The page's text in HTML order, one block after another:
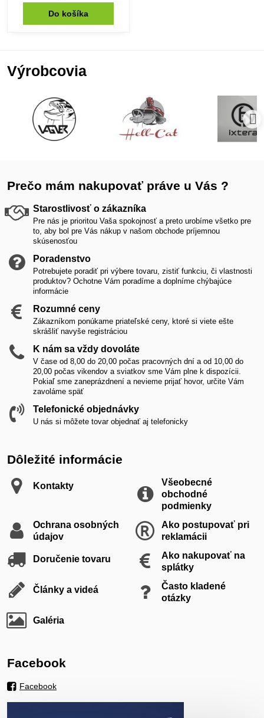
Do košíka
Výrobcovia
Prečo mám nakupovať práve u Vás ?
Starostlivosť o zákazníka
Pre nás je prioritou Vaša spokojnosť a preto urobíme všetko pre
to, aby bol pre Vás nákup v našom obchode príjemnou
skúsenosťou
Poradenstvo
Potrebujete poradiť pri výbere tovaru, zistiť funkciu, či vlastnosti
produktov? Ochotne Vám poradíme a doplníme chýbajúce
informácie
Rozumné ceny
Zákazníkom ponúkame priateľské ceny, ktoré si viete ešte
skrášliť navyše registráciou
K nám sa vždy dovoláte
V čase od 8,00 do 20,00 počas pracovných dní a od 10,00 do
20,00 počas vikendov a sviatkov sme Vám plne k dispozícii.
Pokiaľ sme zaneprázdnení a nevieme prijať hovor, určite Vám
zavoláme späť
Telefonické objednávky
U nás si môžete tovar objednať aj telefonicky
Dôležité informácie
Kontakty
Všeobecné
obchodné
podmienky
Ochrana osobných
údajov
Ako postupovať pri
reklamácii
Doručenie tovaru
Ako nakupovať na
splátky
Články a videá
Často kladené
otázky
Galéria
Facebook
Facebook